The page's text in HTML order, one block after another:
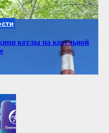
котлы на котельной